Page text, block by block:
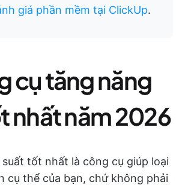
giá phần mềm tại ClickUp.
cụ tăng năng
nhất năm 2026
tốt nhất là công cụ giúp loại
cụ thể của bạn, chứ không phải